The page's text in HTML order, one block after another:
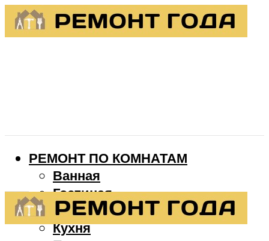
РЕМОНТ ПО КОМНАТАМ
Ванная
Гостиная
Детская
Кухня